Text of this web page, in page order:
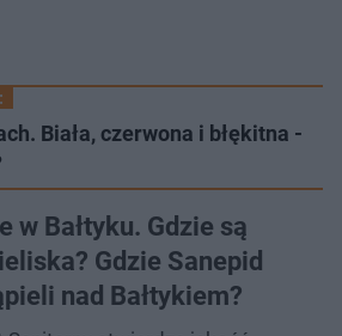
Biała, czerwona i błękitna -
w Bałtyku. Gdzie są
Gdzie Sanepid
nad Bałtykiem?